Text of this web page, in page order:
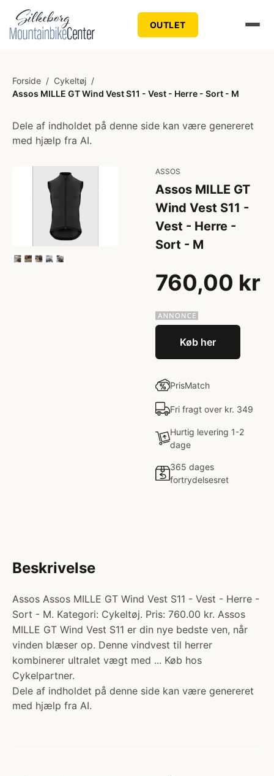
OUTLET
Forside / Cykeltøj /
Assos MILLE GT Wind Vest S11 - Vest - Herre - Sort - M
Dele af indholdet på denne side kan være genereret
med hjælp fra AI.
ASSOS
Assos MILLE GT
Wind Vest S11 -
Vest - Herre -
Sort - M
760,00 kr
Køb her
PrisMatch
Fri fragt over kr. 349
Hurtig levering 1-2
dage
365 dages
fortrydelsesret
Beskrivelse
Assos Assos MILLE GT Wind Vest S11 - Vest - Herre -
Sort - M. Kategori: Cykeltøj. Pris: 760.00 kr. Assos
MILLE GT Wind Vest S11 er din nye bedste ven, når
vinden blæser op. Denne vindvest til herrer
kombinerer ultralet vægt med ... Køb hos
Cykelpartner.
Dele af indholdet på denne side kan være genereret
med hjælp fra AI.